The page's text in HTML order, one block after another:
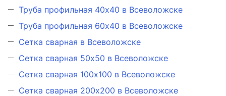
Труба профильная 40х40 в Всеволожске
Труба профильная 60х40 в Всеволожске
Сетка сварная в Всеволожске
Сетка сварная 50х50 в Всеволожске
Сетка сварная 100х100 в Всеволожске
Сетка сварная 200х200 в Всеволожске